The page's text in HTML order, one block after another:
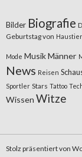
Bilder Biografie
Geburtstag von
Mode MusikMänner
News Reisen
Sportler Stars Tattoo
Wissen Witze
Stolz präsentiert von